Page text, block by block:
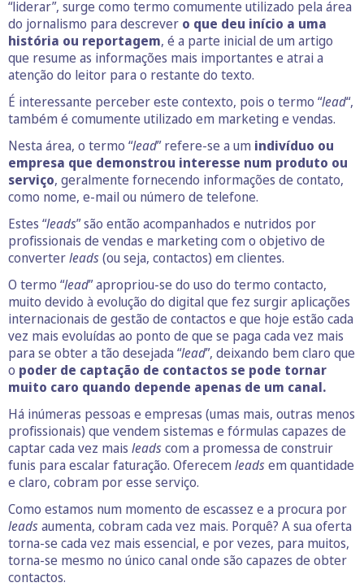
“liderar”, surge como termo comumente utilizado pela área
do jornalismo para descrever o que deu início a uma
história ou reportagem, é a parte inicial de um artigo
que resume as informações mais importantes e atrai a
atenção do leitor para o restante do texto.
É interessante perceber este contexto, pois o termo “lead“,
também é comumente utilizado em marketing e vendas.
Nesta área, o termo “lead” refere-se a um indivíduo ou
empresa que demonstrou interesse num produto ou
serviço, geralmente fornecendo informações de contato,
como nome, e-mail ou número de telefone.
Estes “leads” são então acompanhados e nutridos por
profissionais de vendas e marketing com o objetivo de
converterleads(ou seja, contactos) em clientes.
O termo “lead” apropriou-se do uso do termo contacto,
muito devido à evolução do digital que fez surgir aplicações
internacionais de gestão de contactos e que hoje estão cada
vez mais evoluídas ao ponto de que se paga cada vez mais
para se obter a tão desejada “lead”, deixando bem claro que
o poder de captação de contactos se pode tornar
muito caro quando depende apenas de um canal.
Há inúmeras pessoas e empresas (umas mais, outras menos
profissionais) que vendem sistemas e fórmulas capazes de
captar cada vez mais leadscom a promessa de construir
funis para escalar faturação. Oferecem leadsem quantidade
e claro, cobram por esse serviço.
Como estamos num momento de escassez e a procura por
leadsaumenta, cobram cada vez mais. Porquê? A sua oferta
torna-se cada vez mais essencial, e por vezes, para muitos,
torna-se mesmo no único canal onde são capazes de obter
contactos.